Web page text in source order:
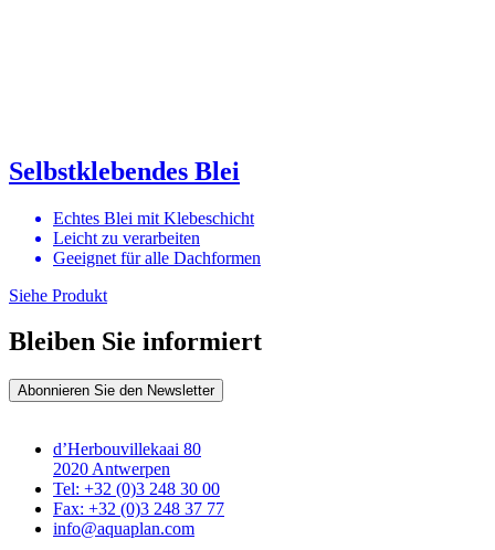
Selbstklebendes Blei
Echtes Blei mit Klebeschicht
Leicht zu verarbeiten
Geeignet für alle Dachformen
Siehe Produkt
Bleiben Sie informiert
Abonnieren Sie den Newsletter
d’Herbouvillekaai 80
2020 Antwerpen
Tel: +32 (0)3 248 30 00
Fax: +32 (0)3 248 37 77
info@aquaplan.com